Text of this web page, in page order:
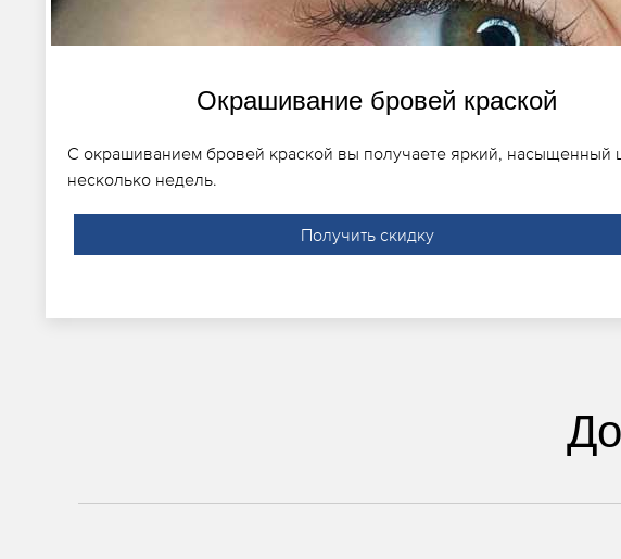
Окрашивание бровей краской
С окрашиванием бровей краской вы получаете яркий, насыщенный
несколько недель.
Получить скидку